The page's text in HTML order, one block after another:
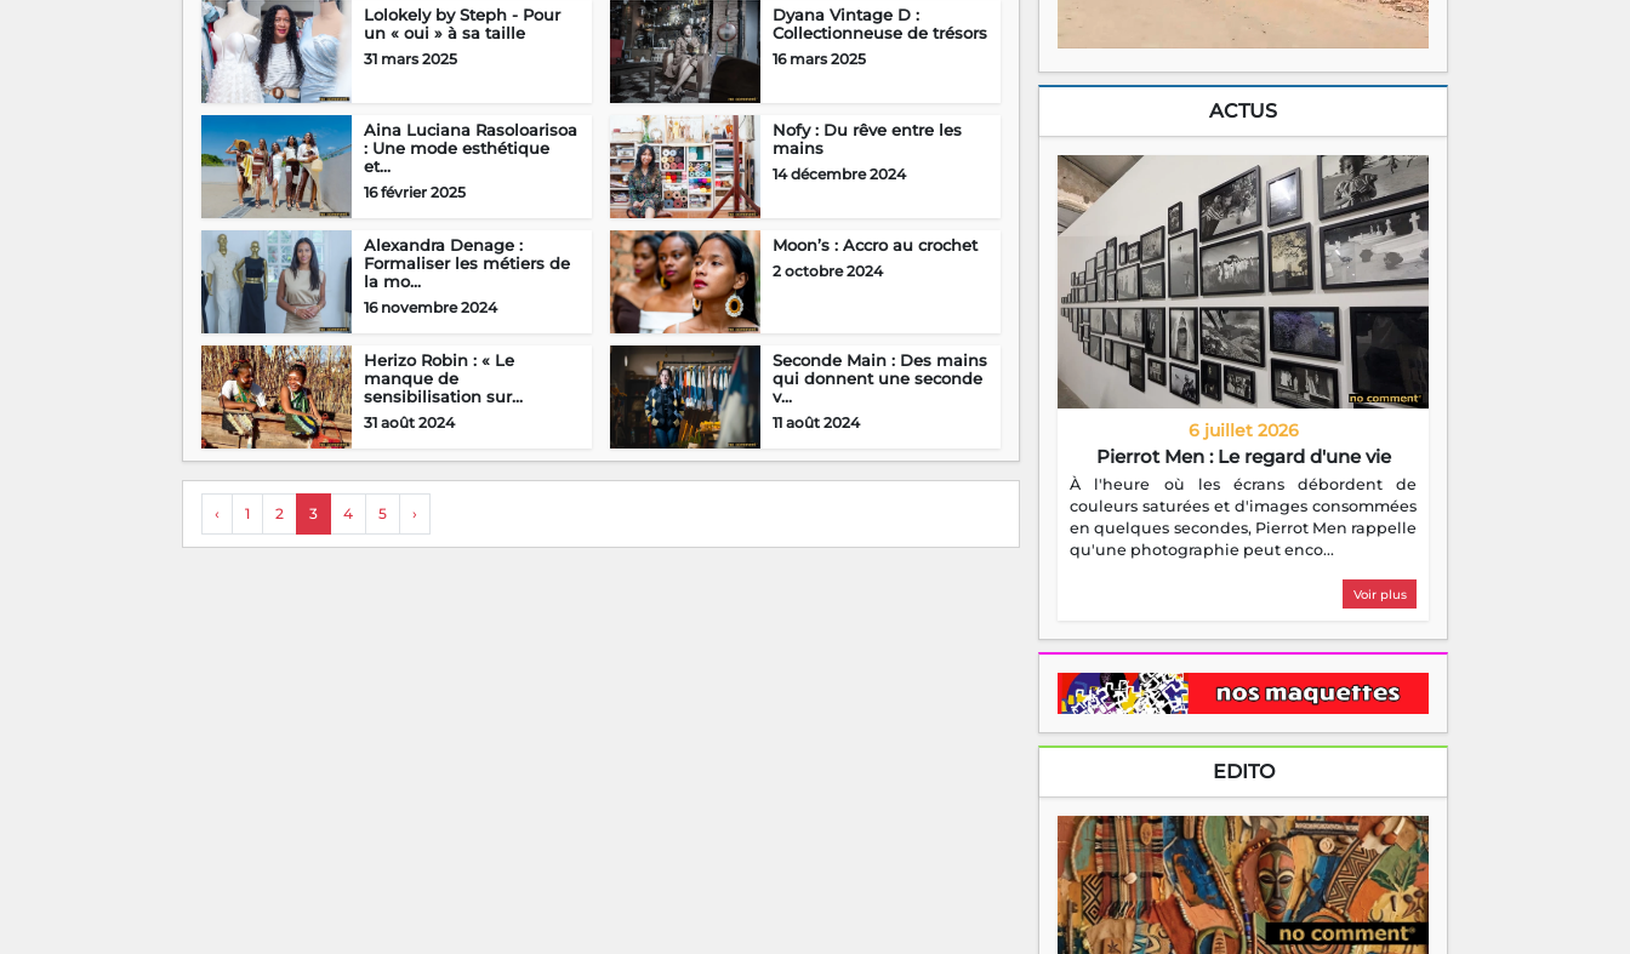
Lolokely by Steph - Pour
un « oui » à sa taille
31 mars 2025
Dyana Vintage D :
Collectionneuse de trésors
16 mars 2025
Aina Luciana Rasoloarisoa
: Une mode esthétique
et...
16 février 2025
Nofy : Du rêve entre les
mains
14 décembre 2024
Alexandra Denage :
Formaliser les métiers de
la mo...
16 novembre 2024
Moon’s : Accro au crochet
2 octobre 2024
Herizo Robin : « Le
manque de
sensibilisation sur...
31 août 2024
Seconde Main : Des mains
qui donnent une seconde
v...
11 août 2024
‹ 1 2 3 4 5 ›
ACTUS
6 juillet 2026
Pierrot Men : Le regard d'une vie
À l'heure où les écrans débordent de
couleurs saturées et d'images consommées
en quelques secondes, Pierrot Men rappelle
qu'une photographie peut enco...
Voir plus
EDITO